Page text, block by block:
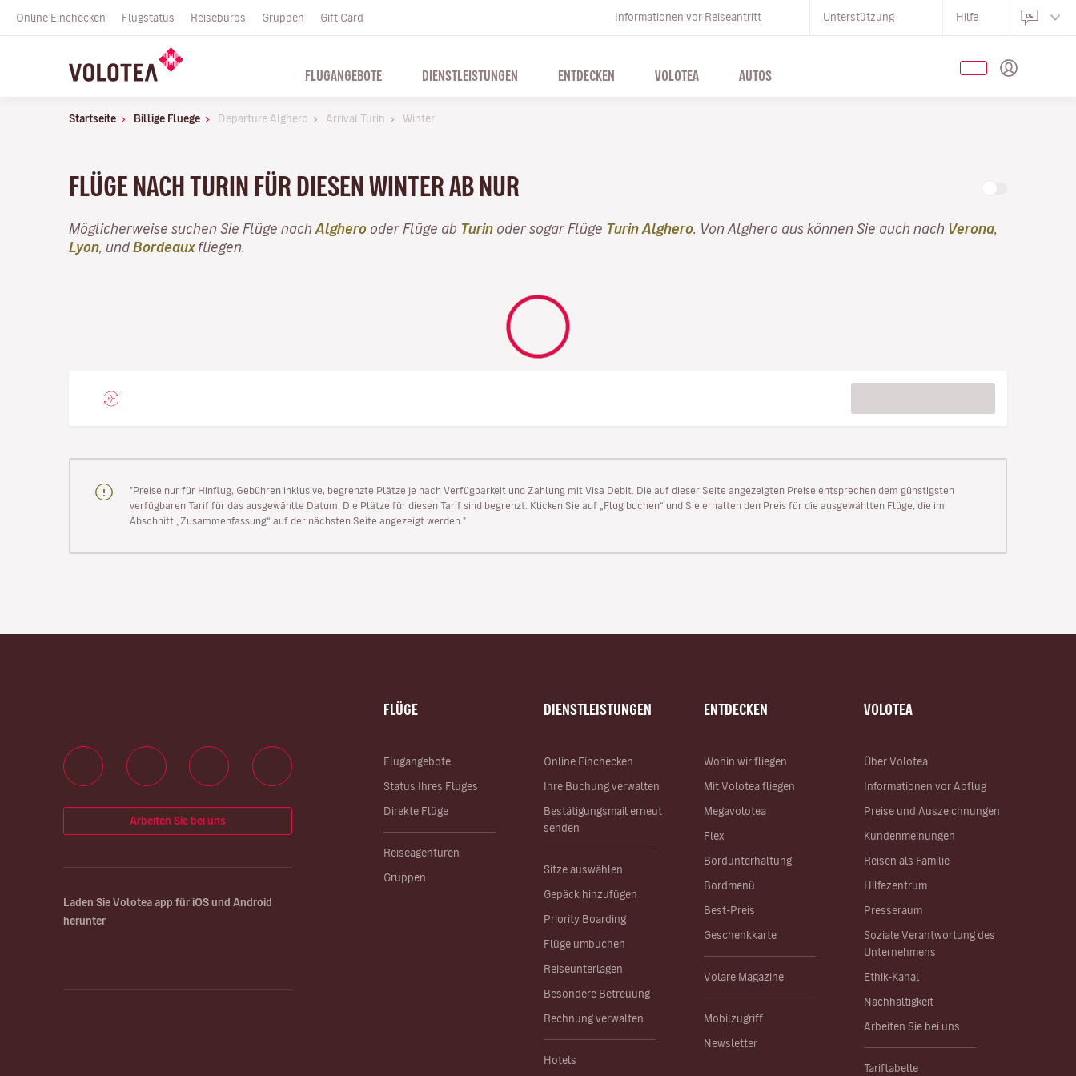
Online Einchecken Flugstatus Reisebüros Gruppen Gift Card Informationen vor Reiseantritt Unterstützung Hilfe
FLUGANGEBOTE DIENSTLEISTUNGEN ENTDECKEN VOLOTEA AUTOS
Startseite Billige Fluege Departure Alghero Arrival Turin Winter
FLÜGE NACH TURIN FÜR DIESEN WINTER AB NUR
Möglicherweise suchen Sie Flüge nach Alghero oder Flüge ab Turin oder sogar Flüge Turin Alghero . Von Alghero aus können Sie auch nach Verona
Lyon , undBordeauxfliegen.
"Preise nur für Hinflug, Gebühren inklusive, begrenzte Plätze je nach Verfügbarkeit und Zahlung mit Visa Debit. Die auf dieser Seite angezeigten Preise entsprechen dem günstigsten
verfügbaren Tarif für das ausgewählte Datum. Die Plätze für diesen Tarif sind begrenzt. Klicken Sie auf „Flug buchen“ und Sie erhalten den Preis für die ausgewählten Flüge, die im
Abschnitt „Zusammenfassung“ auf der nächsten Seite angezeigt werden."
FLÜGE
Flugangebote
Status Ihres Fluges
Direkte Flüge
Reiseagenturen
Gruppen
DIENSTLEISTUNGEN
Online Einchecken
Ihre Buchung verwalten
Bestätigungsmail erneut
senden
Sitze auswählen
Gepäck hinzufügen
Priority Boarding
Flüge umbuchen
Reiseunterlagen
Besondere Betreuung
Rechnung verwalten
Hotels
ENTDECKEN
Wohin wir fliegen
Mit Volotea fliegen
Megavolotea
Flex
Bordunterhaltung
Bordmenü
Best-Preis
Geschenkkarte
Volare Magazine
Mobilzugriff
Newsletter
VOLOTEA
Über Volotea
Informationen vor Abflug
Preise und Auszeichnungen
Kundenmeinungen
Reisen als Familie
Hilfezentrum
Presseraum
Soziale Verantwortung des
Unternehmens
Ethik-Kanal
Nachhaltigkeit
Arbeiten Sie bei uns
Tariftabelle
Arbeiten Sie bei uns
Laden Sie Volotea app für iOS und Android
herunter